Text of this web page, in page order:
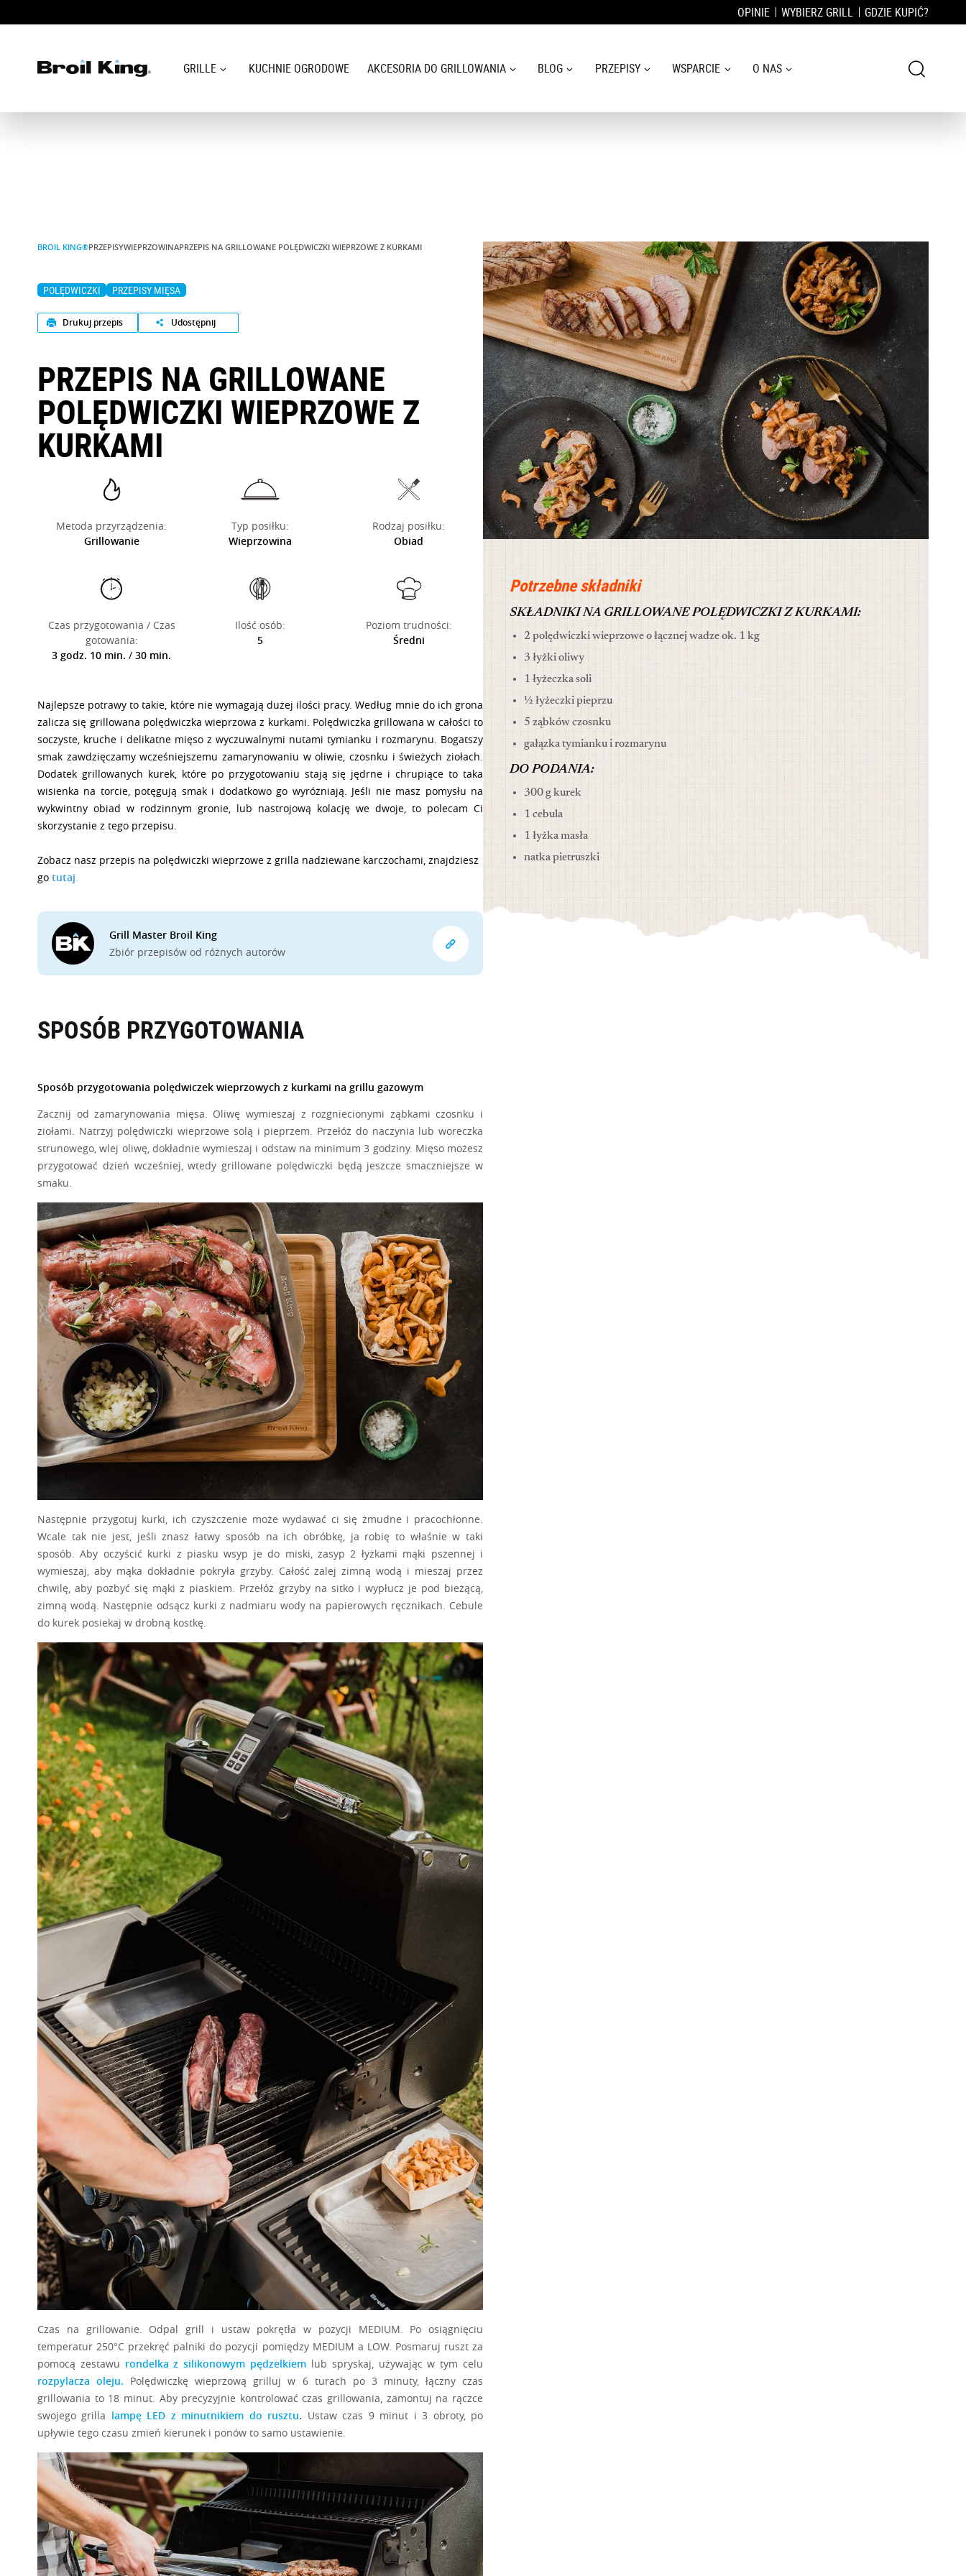
OPINIE WYBIERZ GRILL GDZIE KUPIĆ?
GRILLE KUCHNIE OGRODOWE AKCESORIA DO GRILLOWANIA BLOG PRZEPISY WSPARCIE O NAS
BROIL KING®PRZEPISYWIEPRZOWINAPRZEPIS NA GRILLOWANE POLĘDWICZKI WIEPRZOWE Z KURKAMI
POLĘDWICZKI PRZEPISY MIĘSA
Drukuj przepis Udostępnij
PRZEPIS NA GRILLOWANE
POLĘDWICZKI WIEPRZOWE Z
KURKAMI
Metoda przyrządzenia:
Grillowanie
Typ posiłku:
Wieprzowina
Rodzaj posiłku:
Obiad
Czas przygotowania / Czas
gotowania:
3 godz. 10 min. /30 min.
Ilość osób:
5
Poziom trudności:
Średni
Najlepsze potrawy to takie, które nie wymagają dużej ilości pracy. Według mnie do ich grona
zalicza się grillowana polędwiczka wieprzowa z kurkami. Polędwiczka grillowana w całości to
soczyste, kruche i delikatne mięso z wyczuwalnymi nutami tymianku i rozmarynu. Bogatszy
smak zawdzięczamy wcześniejszemu zamarynowaniu w oliwie, czosnku i świeżych ziołach.
Dodatek grillowanych kurek, które po przygotowaniu stają się jędrne i chrupiące to taka
wisienka na torcie, potęgują smak i dodatkowo go wyróżniają. Jeśli nie masz pomysłu na
wykwintny obiad w rodzinnym gronie, lub nastrojową kolację we dwoje, to polecam Ci
skorzystanie z tego przepisu.
Zobacz nasz przepis na polędwiczki wieprzowe z grilla nadziewane karczochami, znajdziesz
go tutaj.
Grill Master Broil King
Zbiór przepisów od różnych autorów
SPOSÓB PRZYGOTOWANIA
Sposób przygotowania polędwiczek wieprzowych z kurkami na grillu gazowym
Zacznij od zamarynowania mięsa. Oliwę wymieszaj z rozgniecionymi ząbkami czosnku i
ziołami. Natrzyj polędwiczki wieprzowe solą i pieprzem. Przełóż do naczynia lub woreczka
strunowego, wlej oliwę, dokładnie wymieszaj i odstaw na minimum 3 godziny. Mięso możesz
przygotować dzień wcześniej, wtedy grillowane polędwiczki będą jeszcze smaczniejsze w
smaku.
Następnie przygotuj kurki, ich czyszczenie może wydawać ci się żmudne i pracochłonne.
Wcale tak nie jest, jeśli znasz łatwy sposób na ich obróbkę, ja robię to właśnie w taki
sposób. Aby oczyścić kurki z piasku wsyp je do miski, zasyp 2 łyżkami mąki pszennej i
wymieszaj, aby mąka dokładnie pokryła grzyby. Całość zalej zimną wodą i mieszaj przez
chwilę, aby pozbyć się mąki z piaskiem. Przełóż grzyby na sitko i wypłucz je pod bieżącą,
zimną wodą. Następnie odsącz kurki z nadmiaru wody na papierowych ręcznikach. Cebule
do kurek posiekaj w drobną kostkę.
Czas na grillowanie. Odpal grill i ustaw pokrętła w pozycji MEDIUM. Po osiągnięciu
temperatur 250°C przekręć palniki do pozycji pomiędzy MEDIUM a LOW. Posmaruj ruszt za
pomocą zestawurondelka z silikonowym pędzelkiemlub spryskaj, używając w tym celu
rozpylacza oleju.Polędwiczkę wieprzową grilluj w 6 turach po 3 minuty, łączny czas
grillowania to 18 minut. Aby precyzyjnie kontrolować czas grillowania, zamontuj na rączce
swojego grilla
lampę LED z minutnikiem do rusztu
Ustaw czas 9 minut i 3 obroty, po
upływie tego czasu zmień kierunek i ponów to samo ustawienie.
Zacznij od położenia polędwiczki na rozgrzanym ruszcie pod kątem 45°C, grilluj 3 minuty i
przetocz na następny bok, po upływie kolejnych 3 minut zrób to samo. Przetaczanie mięsa
po rusztach, a nie obracanie go sprawi, że polędwiczki będą miały ciągły znak przysmażenia.
Najlepiej, jeśli do przetaczania użyjesz solidnych szczypiec takich, którymi bez problemu
pewnie chwycisz mięso - ja polecam
polędwiczkę na ruszcie o 90° i powtórz sposób grillowania. Ściągnij polędwiczkę z rusztu,
przykryj folia aluminiową i pozostaw na 10 minut.
W czasie, kiedy polędwiczka odpoczywa, przygotuj kurki. Wykorzystującwąską stalową
płytęlubżeliwną płytępodsmaż cebulkę, dodaj dużą łyżkę masła klarowanego oraz kurki.
Mieszając co jakiś czas, smaż ok. 10 minut, dopraw do smaku solą i pieprzem. Nie sól kurek
w trakcie grillowania, mogą puścić za dużo wody i nie będą jędrne oraz chrupiące.
Grillowane polędwiczki podawaj zaraz po przygotowaniu z solidną ilością pietruszki.
Potrzebne składniki
SKŁADNIKI NA GRILLOWANE POLĘDWICZKI Z KURKAMI:
2 polędwiczki wieprzowe o łącznej wadze ok. 1 kg
3 łyżki oliwy
1 łyżeczka soli
½ łyżeczki pieprzu
5 ząbków czosnku
gałązka tymianku i rozmarynu
DO PODANIA:
300 g kurek
1 cebula
1 łyżka masła
natka pietruszki
WYKORZYSTANE AKCESORIA
WĄSKA STALOWA
PŁYTA DO
GRILLOWANIA
LAMPA LED Z
MINUTNIKIEM DO
RUSZTU
Zainteresował Cię ten przepis?
ZOBACZ CO JESZCZE PRZYGOTOWALIŚMY
FIT PRZEPISY KURCZAK
PRZEKĄSKI NA MISTRZOSTWA ŚWIATA
Serwis wykorzystuje pliki cookies!
Przejdź do ustawień